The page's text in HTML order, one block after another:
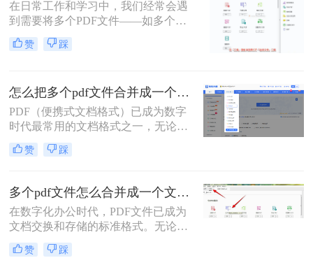
呢？今天，作为一名深耕办公软件领
域多年的测评博主，我将为你揭秘三
种最高效的PDF合并方案，帮你彻底
摆脱文档管理的困扰。
在日常工作和学习中，我们经常会遇
到需要将多个PDF文件——如多个章
节的电子书、一系列扫描件、不同来
源的报告或发票——整合为一个单一
然而，面对这一看似简单的任务，许
多用户却不知从何下手，或者使用的
工具不够高效、安全。
赞 踩
怎么把多个pdf文件合并成一个？全面指南与详细方法解析！
PDF（便携式文档格式）已成为数字
时代最常用的文档格式之一，无论是
学术论文、商务报告、电子书还是官
方文件，PDF都能保持原始格式在不
作和学习中，我们常常需要将多个
PDF文件合并成一个，以方便管理、
分享或打印。那么怎么把多个pdf文件
合并成一个呢？本文将全面解析多种
PDF合并方法，帮助您根据具体需求
选择最合适的解决方案。
赞 踩
多个pdf文件怎么合并成一个文件？从新手到高手的完整指南！
在数字化办公时代，PDF文件已成为
文档交换和存储的标准格式。无论是
学术研究、工作报告还是法律文件，
我们经常需要将多个PDF文件整合为
赞 踩